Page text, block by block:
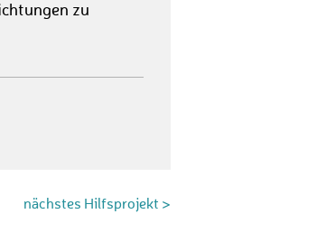
zu
nächstes Hilfsprojekt >